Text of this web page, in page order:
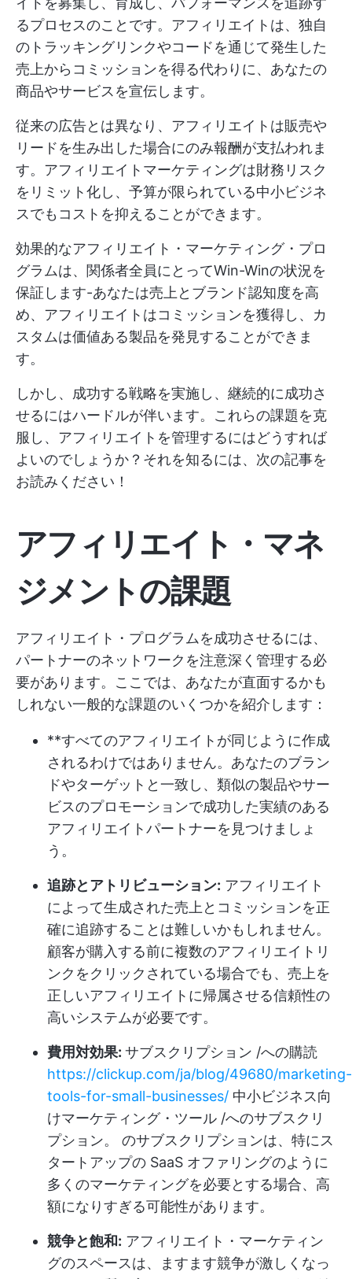
るプロセスのことです。アフィリエイトは、独自
のトラッキングリンクやコードを通じて発生した
売上からコミッションを得る代わりに、あなたの
商品やサービスを宣伝します。
従来の広告とは異なり、アフィリエイトは販売や
リードを生み出した場合にのみ報酬が支払われま
す。アフィリエイトマーケティングは財務リスク
をリミット化し、予算が限られている中小ビジネ
スでもコストを抑えることができます。
効果的なアフィリエイト・マーケティング・プロ
グラムは、関係者全員にとってWin-Winの状況を
保証します-あなたは売上とブランド認知度を高
め、アフィリエイトはコミッションを獲得し、カ
スタムは価値ある製品を発見することができま
す。
しかし、成功する戦略を実施し、継続的に成功さ
せるにはハードルが伴います。これらの課題を克
服し、アフィリエイトを管理するにはどうすれば
よいのでしょうか？それを知るには、次の記事を
お読みください！
アフィリエイト・マネ
ジメントの課題
アフィリエイト・プログラムを成功させるには、
パートナーのネットワークを注意深く管理する必
要があります。ここでは、あなたが直面するかも
しれない一般的な課題のいくつかを紹介します：
**すべてのアフィリエイトが同じように作成
されるわけではありません。あなたのブラン
ドやターゲットと一致し、類似の製品やサー
ビスのプロモーションで成功した実績のある
アフィリエイトパートナーを見つけましょ
う。
追跡とアトリビューション: アフィリエイト
によって生成された売上とコミッションを正
確に追跡することは難しいかもしれません。
顧客が購入する前に複数のアフィリエイトリ
ンクをクリックされている場合でも、売上を
正しいアフィリエイトに帰属させる信頼性の
高いシステムが必要です。
費用対効果: サブスクリプション /への購読
https://clickup.com/ja/blog/49680/marketing-
tools-for-small-businesses/ 中小ビジネス向
けマーケティング・ツール /へのサブスクリ
プション。 のサブスクリプションは、特にス
タートアップの SaaS オファリングのように
多くのマーケティングを必要とする場合、高
額になりすぎる可能性があります。
競争と飽和: アフィリエイト・マーケティン
グのスペースは、ますます競争が激しくなっ